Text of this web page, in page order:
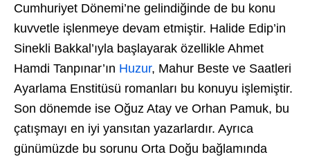
Cumhuriyet Dönemi’ne gelindiğinde de bu konu
kuvvetle işlenmeye devam etmiştir. Halide Edip’in
Sinekli Bakkal’ıyla başlayarak özellikle Ahmet
Hamdi Tanpınar’ın Huzur, Mahur Beste ve Saatleri
Ayarlama Enstitüsü romanları bu konuyu işlemiştir.
Son dönemde ise Oğuz Atay ve Orhan Pamuk, bu
çatışmayı en iyi yansıtan yazarlardır. Ayrıca
günümüzde bu sorunu Orta Doğu bağlamında